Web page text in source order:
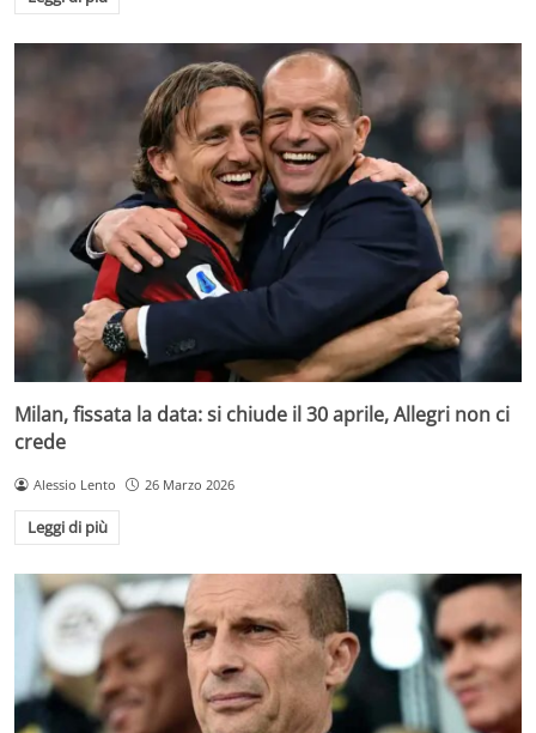
Milan, fissata la data: si chiude il 30 aprile, Allegri non ci
crede
Alessio Lento 26 Marzo 2026
Leggi di più